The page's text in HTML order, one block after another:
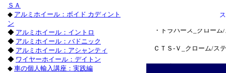
ステンレス_パーツ・
・トラバース_クロー
ＣＴＳ-Ｖ_クローム/ス
ＳＡ
◆ アルミホイール：ボイド カディント
ン
◆ アルミホイール：イントロ
◆ アルミホイール：バドニック
◆ アルミホイール：アシャンティ
◆ ワイヤーホイール：デイトン
◆ 車の個人輸入講座：実践編